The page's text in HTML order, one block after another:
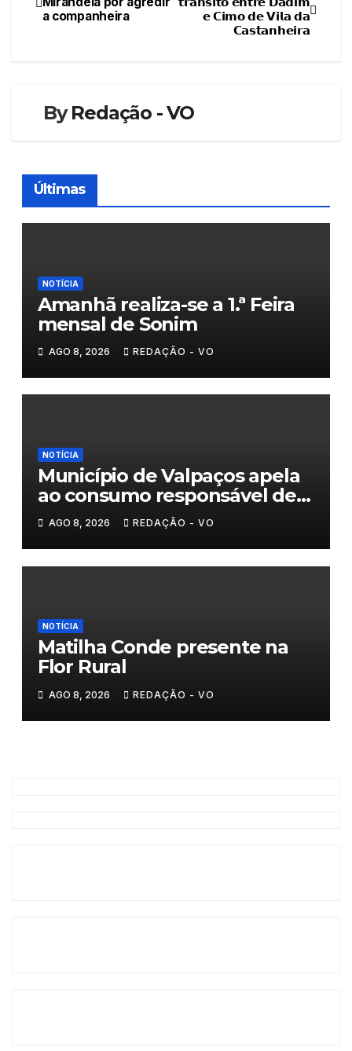
de
𝗲 𝗖𝗶𝗺𝗼 𝗱𝗲 𝗩𝗶𝗹𝗮 𝗱𝗮
𝗖𝗮𝘀𝘁𝗮𝗻𝗵𝗲𝗶𝗿𝗮
a companheira
ByRedação - VO
Últimas
NOTÍCIA
Amanhã realiza-se a 1.ª Feira
mensal de Sonim
AGO 8, 2026 REDAÇÃO - VO
NOTÍCIA
Município de Valpaços apela
ao consumo responsável de
água
AGO 8, 2026 REDAÇÃO - VO
NOTÍCIA
Matilha Conde presente na
Flor Rural
AGO 8, 2026 REDAÇÃO - VO